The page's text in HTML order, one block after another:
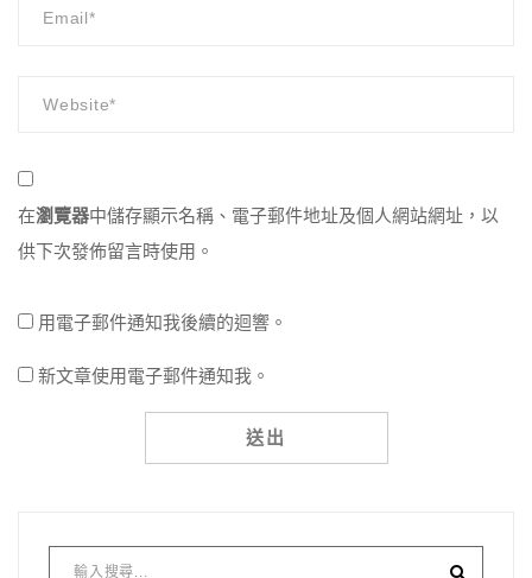
在瀏覽器中儲存顯示名稱、電子郵件地址及個人網站網址，以
供下次發佈留言時使用。
用電子郵件通知我後續的迴響。
新文章使用電子郵件通知我。